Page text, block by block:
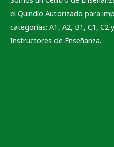
el Quindío Autorizado para
categorías: A1, A2, B1, C1, C2
Instructores de Enseñanza.